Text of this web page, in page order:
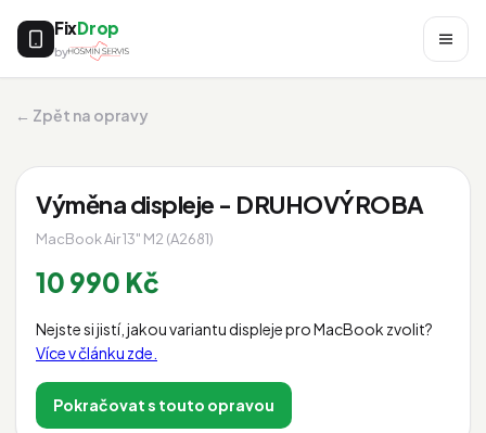
FixDrop
by
← Zpět na opravy
Výměna displeje - DRUHOVÝROBA
MacBook Air 13" M2 (A2681)
10 990 Kč
Nejste si jistí, jakou variantu displeje pro MacBook zvolit?
Více v článku zde.
Pokračovat s touto opravou